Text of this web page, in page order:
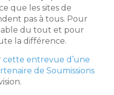
que les sites de
pas à tous. Pour
du tout et pour
la différence.
cette entrevue d’une
de Soumissions